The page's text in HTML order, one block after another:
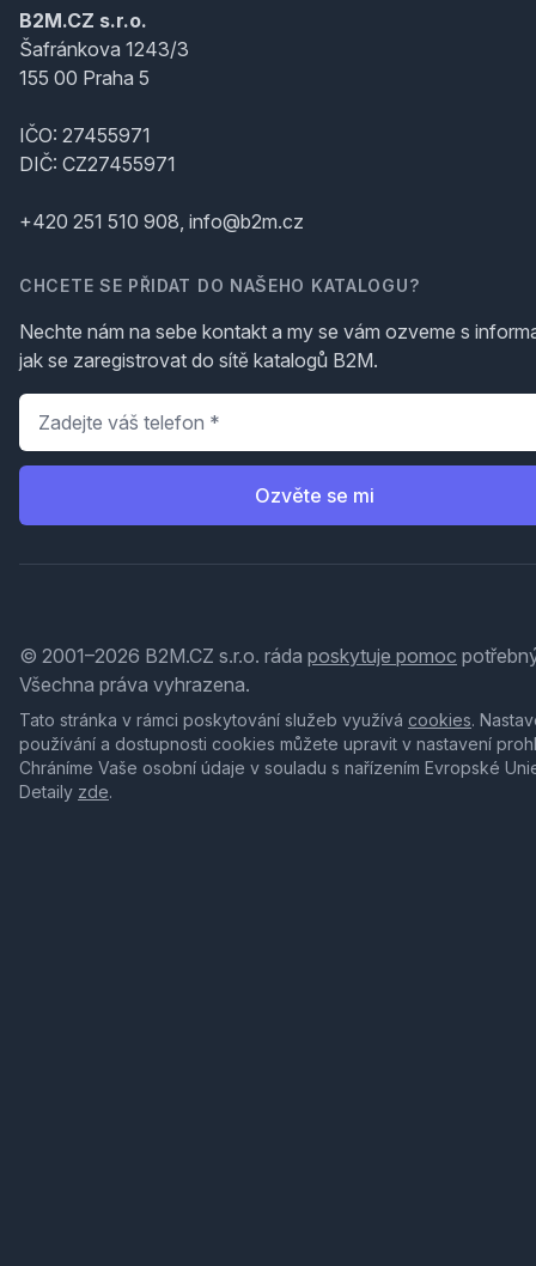
B2M.CZ s.r.o.
Šafránkova 1243/3
155 00 Praha 5
IČO: 27455971
DIČ: CZ27455971
+420 251 510 908, info@b2m.cz
CHCETE SE PŘIDAT DO NAŠEHO KATALOGU?
Nechte nám na sebe kontakt a my se vám ozveme s
jak se zaregistrovat do sítě katalogů B2M.
Telefon
Ozvěte se mi
© 2001–2026 B2M.CZ s.r.o. ráda poskytuje pomoc
Všechna práva vyhrazena.
Tato stránka v rámci poskytování služeb využívá cookies.
používání a dostupnosti cookies můžete upravit v nastavení
Chráníme Vaše osobní údaje v souladu s nařízením Evropské
Detaily zde.